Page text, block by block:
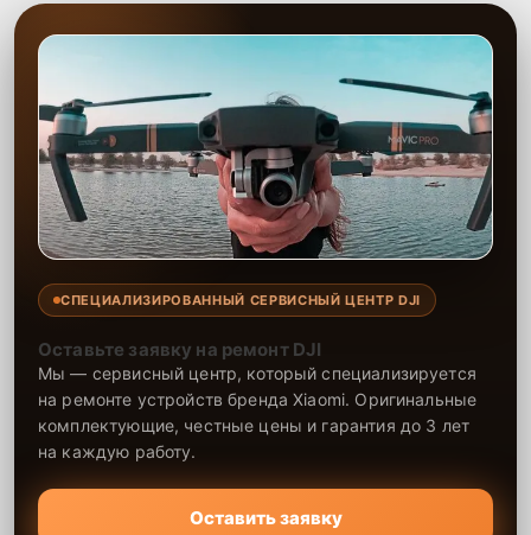
СПЕЦИАЛИЗИРОВАННЫЙ СЕРВИСНЫЙ ЦЕНТР DJI
Оставьте заявку на ремонт DJI
Мы — сервисный центр, который специализируется
на ремонте устройств бренда Xiaomi. Оригинальные
комплектующие, честные цены и гарантия до 3 лет
на каждую работу.
Оставить заявку